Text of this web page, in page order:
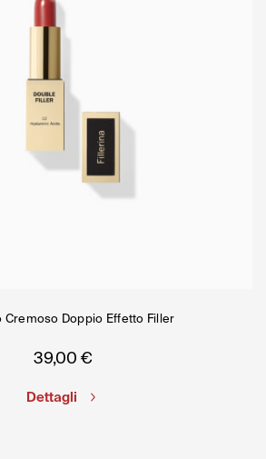
Cremoso Doppio Effetto Filler
39,00 €
Dettagli